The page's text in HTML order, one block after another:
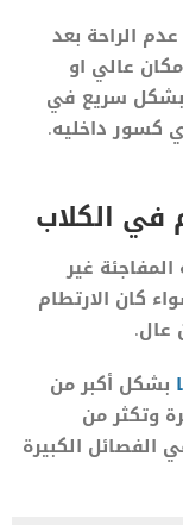
الراحة بعد
عالي او
سريع في
كسور داخليه.
الكلاب
غير
كان الارتطام
عال.
بشكل أكبر من
وتكثر من
الفصائل الكبيرة